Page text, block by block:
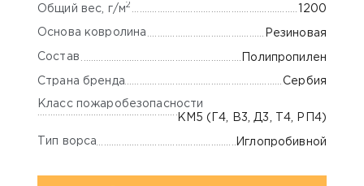
Общий вес, г/м2 1200
Основа ковролина Резиновая
Состав Полипропилен
Страна бренда Сербия
Класс пожаробезопасности
КМ5 (Г4, В3, Д3, Т4, РП4)
Тип ворса Иглопробивной